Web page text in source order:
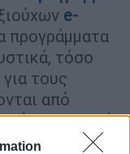
e-
προγράμματα
τόσο
τους
από
συμμετοχή
στα